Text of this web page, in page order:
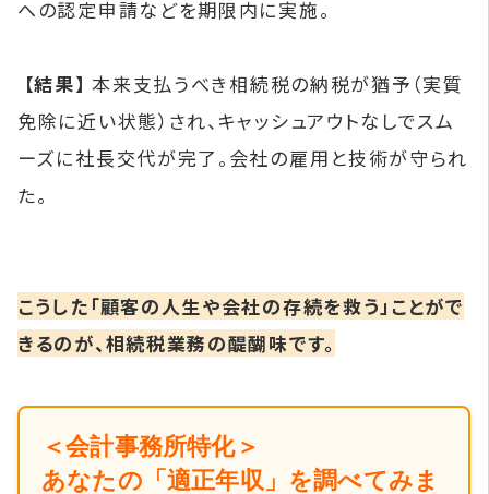
への認定申請などを期限内に実施。
【結果】 本来支払うべき相続税の納税が猶予（実質
免除に近い状態）され、キャッシュアウトなしでスム
ーズに社長交代が完了。会社の雇用と技術が守られ
た。
こうした「顧客の人生や会社の存続を救う」ことがで
きるのが、相続税業務の醍醐味です。
＜会計事務所特化＞
あなたの「適正年収」を調べてみま